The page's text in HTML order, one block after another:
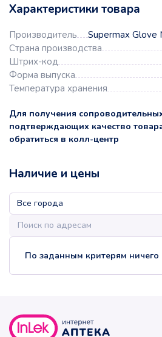
Характеристики товара
Производитель
Supermax Glove
Страна производства
Штрих-код
Форма выпуска
Температура хранения
Для получения
подтверждающих качество
обратиться в колл-центр
Наличие и цены
По заданным критерям ничего